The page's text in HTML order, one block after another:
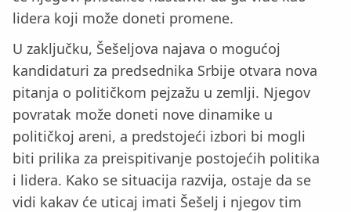
lidera koji može doneti promene.
U zaključku, Šešeljova najava o mogućoj
kandidaturi za predsednika Srbije otvara nova
pitanja o političkom pejzažu u zemlji. Njegov
povratak može doneti nove dinamike u
političkoj areni, a predstojeći izbori bi mogli
biti prilika za preispitivanje postojećih politika
i lidera. Kako se situacija razvija, ostaje da se
vidi kakav će uticaj imati Šešelj i njegov tim